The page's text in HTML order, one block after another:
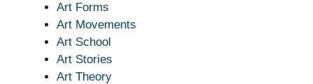
Art Forms
Art Movements
Art School
Art Stories
Art Theory